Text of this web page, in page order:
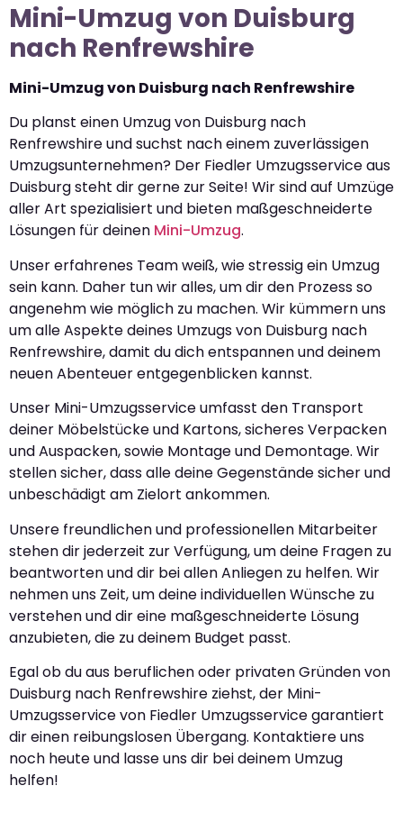
Mini-Umzug von Duisburg
nach Renfrewshire
Mini-Umzug von Duisburg nach Renfrewshire
Du planst einen Umzug von Duisburg nach
Renfrewshire und suchst nach einem zuverlässigen
Umzugsunternehmen? Der Fiedler Umzugsservice aus
Duisburg steht dir gerne zur Seite! Wir sind auf Umzüge
aller Art spezialisiert und bieten maßgeschneiderte
Lösungen für deinen Mini-Umzug.
Unser erfahrenes Team weiß, wie stressig ein Umzug
sein kann. Daher tun wir alles, um dir den Prozess so
angenehm wie möglich zu machen. Wir kümmern uns
um alle Aspekte deines Umzugs von Duisburg nach
Renfrewshire, damit du dich entspannen und deinem
neuen Abenteuer entgegenblicken kannst.
Unser Mini-Umzugsservice umfasst den Transport
deiner Möbelstücke und Kartons, sicheres Verpacken
und Auspacken, sowie Montage und Demontage. Wir
stellen sicher, dass alle deine Gegenstände sicher und
unbeschädigt am Zielort ankommen.
Unsere freundlichen und professionellen Mitarbeiter
stehen dir jederzeit zur Verfügung, um deine Fragen zu
beantworten und dir bei allen Anliegen zu helfen. Wir
nehmen uns Zeit, um deine individuellen Wünsche zu
verstehen und dir eine maßgeschneiderte Lösung
anzubieten, die zu deinem Budget passt.
Egal ob du aus beruflichen oder privaten Gründen von
Duisburg nach Renfrewshire ziehst, der Mini-
Umzugsservice von Fiedler Umzugsservice garantiert
dir einen reibungslosen Übergang. Kontaktiere uns
noch heute und lasse uns dir bei deinem Umzug
helfen!